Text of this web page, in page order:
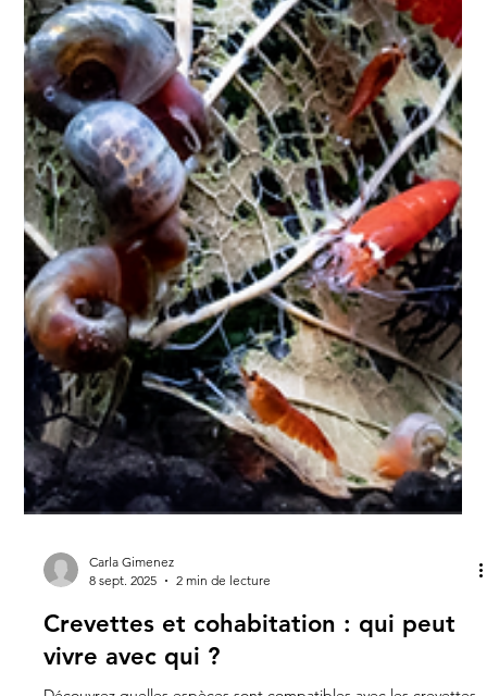
Carla Gimenez
8 sept. 2025